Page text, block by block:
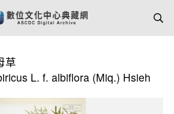
草
L. f. albiflora (Miq.) Hsieh